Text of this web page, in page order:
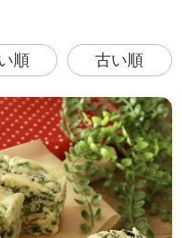
順 古い順